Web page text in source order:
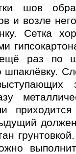
шов
и возле
Сетка
ещё раз по
шпаклёвку.
приходится